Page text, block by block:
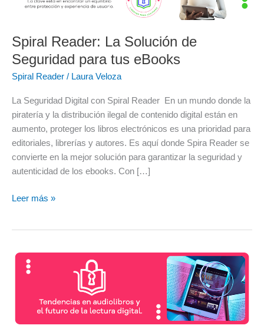
Spiral Reader: La Solución de
Seguridad para tus eBooks
Spiral Reader / Laura Veloza
La Seguridad Digital con Spiral Reader En un mundo donde la
piratería y la distribución ilegal de contenido digital están en
aumento, proteger los libros electrónicos es una prioridad para
editoriales, librerías y autores. Es aquí donde Spira Reader se
convierte en la mejor solución para garantizar la seguridad y
autenticidad de los ebooks. Con […]
para
tus
eBooks
Leer más »
Tendencias